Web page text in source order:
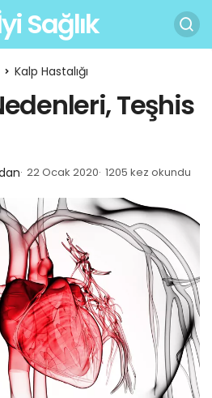
Sağlık
Kalp Hastalığı
Teşhis
22 Ocak 2020 1205 kez okundu